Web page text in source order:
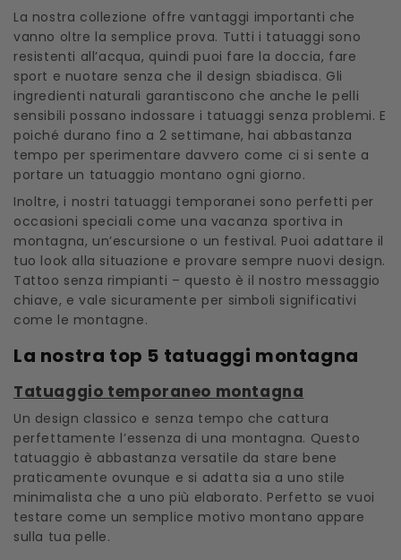
La nostra collezione offre vantaggi importanti che
vanno oltre la semplice prova. Tutti i tatuaggi sono
resistenti all’acqua, quindi puoi fare la doccia, fare
sport e nuotare senza che il design sbiadisca. Gli
ingredienti naturali garantiscono che anche le pelli
sensibili possano indossare i tatuaggi senza problemi. E
poiché durano fino a 2 settimane, hai abbastanza
tempo per sperimentare davvero come ci si sente a
portare un tatuaggio montano ogni giorno.
Inoltre, i nostri tatuaggi temporanei sono perfetti per
occasioni speciali come una vacanza sportiva in
montagna, un’escursione o un festival. Puoi adattare il
tuo look alla situazione e provare sempre nuovi design.
Tattoo senza rimpianti – questo è il nostro messaggio
chiave, e vale sicuramente per simboli significativi
come le montagne.
La nostra top 5 tatuaggi montagna
Tatuaggio temporaneo montagna
Un design classico e senza tempo che cattura
perfettamente l’essenza di una montagna. Questo
tatuaggio è abbastanza versatile da stare bene
praticamente ovunque e si adatta sia a uno stile
minimalista che a uno più elaborato. Perfetto se vuoi
testare come un semplice motivo montano appare
sulla tua pelle.